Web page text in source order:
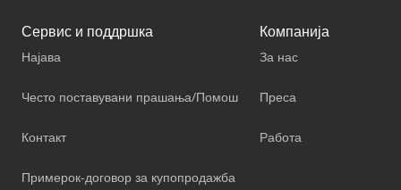
Сервис и поддршка
Најава
Често поставувани прашања/Помош
Контакт
Примерок-договор за купопродажба
Компанија
За нас
Преса
Работа